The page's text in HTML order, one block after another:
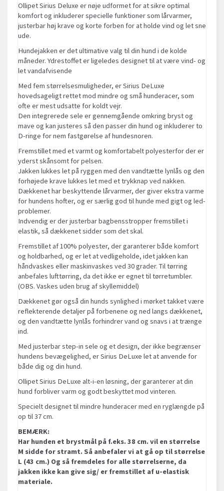
Ollipet Sirius Deluxe er nøje udformet for at sikre optimal
komfort og inkluderer specielle funktioner som lårvarmer,
justerbar høj krave og korte forben for at holde vind og let sne
ude.
Hundejakken er det ultimative valg til din hund i de kolde
måneder. Ydrestoffet er ligeledes designet til at være vind- og
let vandafvisende
Med fem størrelsesmuligheder, er Sirius DeLuxe
hovedsageligt rettet mod mindre og små hunderacer, som
ofte er mest udsatte for koldt vejr.
Den integrerede sele er gennemgående omkring bryst og
mave og kan justeres så den passer din hund og inkluderer to
D-ringe for nem fastgørelse af hundesnoren.
Fremstillet med et varmt og komfortabelt polyesterfor der er
yderst skånsomt for pelsen.
Jakken lukkes let på ryggen med den vandtætte lynlås og den
forhøjede krave lukkes let med et trykknap ved nakken.
Dækkenet har beskyttende lårvarmer, der giver ekstra varme
for hundens hofter, og er særlig god til hunde med gigt og led-
problemer.
Indvendig er der justerbar bagbensstropper fremstillet i
elastik, så dækkenet sidder som det skal.
Fremstillet af 100% polyester, der garanterer både komfort
og holdbarhed, og er let at vedligeholde, idet jakken kan
håndvaskes eller maskinvaskes ved 30 grader. Til tørring
anbefales lufttørring, da det ikke er egnet til tørretumbler.
(OBS. Vaskes uden brug af skyllemiddel)
Dækkenet gør også din hunds synlighed i mørket takket være
reflekterende detaljer på forbenene og ned langs dækkenet,
og den vandtætte lynlås forhindrer vand og snavs i at trænge
ind.
Med justerbar step-in sele og et design, der ikke begrænser
hundens bevægelighed, er Sirius DeLuxe let at anvende for
både dig og din hund.
Ollipet Sirius DeLuxe alt-i-en løsning, der garanterer at din
hund forbliver varm og godt beskyttet mod vinteren.
Specielt designet til mindre hunderacer med en ryglængde på
op til 37 cm.
BEMÆRK:
Har hunden et brystmål på f.eks. 38 cm. vil en størrelse
M sidde for stramt. Så anbefaler vi at gå op til størrelse
L (43 cm.) Og så fremdeles for alle størrelserne, da
jakken ikke kan give sig/ er fremstillet af u-elastisk
materiale.